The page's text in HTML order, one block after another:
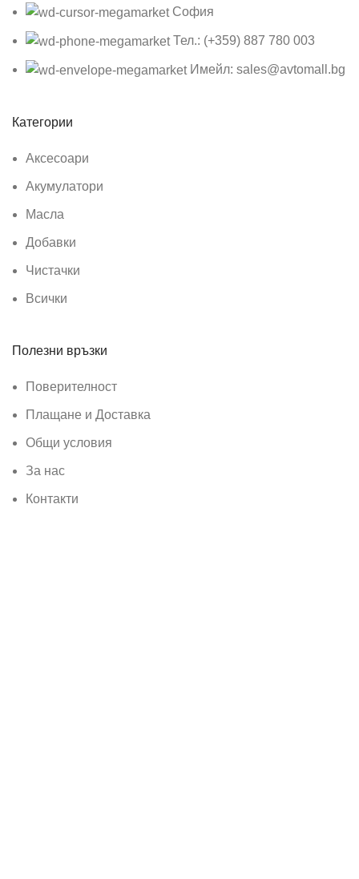
София
Тел.: (+359) 887 780 003
Имейл: sales@avtomall.bg
Категории
Аксесоари
Акумулатори
Масла
Добавки
Чистачки
Всички
Полезни връзки
Поверителност
Плащане и Доставка
Общи условия
За нас
Контакти